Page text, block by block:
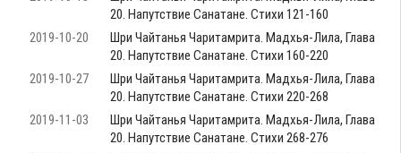
20. Напутствие Санатане. Стихи 121-160
2019-10-20
Шри Чайтанья Чаритамрита. Мадхья-Лила, Глава
20. Напутствие Санатане. Стихи 160-220
2019-10-27
Шри Чайтанья Чаритамрита. Мадхья-Лила, Глава
20. Напутствие Санатане. Стихи 220-268
2019-11-03
Шри Чайтанья Чаритамрита. Мадхья-Лила, Глава
20. Напутствие Санатане. Стихи 268-276